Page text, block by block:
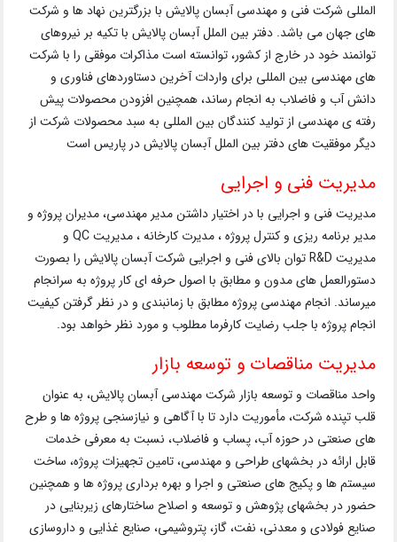
المللی شرکت فنی و مهندسی آبسان پالایش با بزرگترین نهاد ها و شرکت
های جهان می باشد. دفتر بین الملل آبسان پالایش با تکیه بر نیروهای
توانمند خود در خارج از کشور، توانسته است مذاکرات موفقی را با شرکت
های مهندسی بین المللی برای واردات آخرین دستاوردهای فناوری و
دانش آب و فاضلاب به انجام رساند، همچنین افزودن محصولات پیش
رفته ی مهندسی از تولید کنندگان بین المللی به سبد محصولات شرکت از
دیگر موفقیت های دفتر بین الملل آبسان پالایش در پاریس است
مدیریت فنی و اجرایی
مدیریت فنی و اجرایی با در اختیار داشتن مدیر مهندسی، مدیران پروژه و
مدیر برنامه ریزی و کنترل پروژه ، مدیرت کارخانه ، مدیریت QC و
مدیریت R&D توان بالای فنی و اجرایی شرکت آبسان پالایش را بصورت
دستورالعمل های مدون و مطابق با اصول حرفه ای کار پروژه به سرانجام
میرساند. انجام مهندسی پروژه مطابق با زمانبندی و در نظر گرفتن کیفیت
انجام پروژه با جلب رضایت کارفرما مطلوب و مورد نظر خواهد بود.
مدیریت مناقصات و توسعه بازار
واحد مناقصات و توسعه بازار شرکت مهندسی آبسان پالایش، به عنوان
قلب تپنده شرکت، مأموریت دارد تا با آگاهی و نیازسنجی پروژه ها و طرح
های صنعتی در حوزه آب، پساب و فاضلاب، نسبت به معرفی خدمات
قابل ارائه در بخشهای طراحی و مهندسی، تامین تجهیزات پروژه، ساخت
سیستم ها و پکیج های صنعتی و اجرا و بهره برداری پروژه ها و همچنین
حضور در بخشهای پژوهش و توسعه و اصلاح ساختارهای زیربنایی در
صنایع فولادی و معدنی، نفت، گاز، پتروشیمی، صنایع غذایی و داروسازی